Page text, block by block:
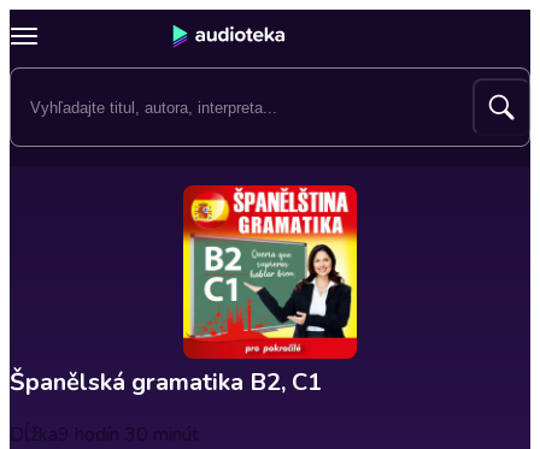
Španělská gramatika B2, C1
Dĺžka9 hodín 30 minút